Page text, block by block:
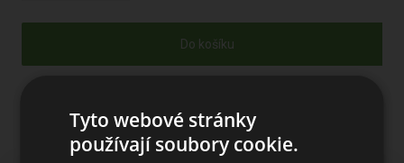
Do košíku
Kšiltovka Travis Mathew PATRON BADGE SILVER PINE
Tyto webové stránky
používají soubory cookie.